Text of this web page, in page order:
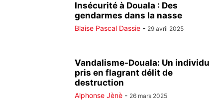
Insécurité à Douala : Des
gendarmes dans la nasse
Blaise Pascal Dassie - 29 avril 2025
Vandalisme-Douala: Un individu
pris en flagrant délit de
destruction
Alphonse Jènè - 26 mars 2025